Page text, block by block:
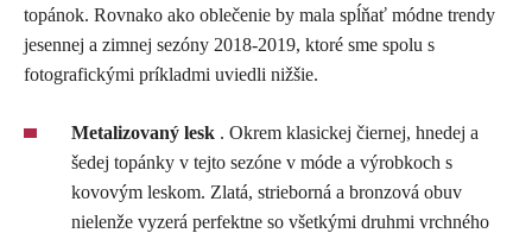
topánok. Rovnako ako oblečenie by mala spĺňať módne trendy
jesennej a zimnej sezóny 2018-2019, ktoré sme spolu s
fotografickými príkladmi uviedli nižšie.
Metalizovaný lesk . Okrem klasickej čiernej, hnedej a
šedej topánky v tejto sezóne v móde a výrobkoch s
kovovým leskom. Zlatá, strieborná a bronzová obuv
nielenže vyzerá perfektne so všetkými druhmi vrchného